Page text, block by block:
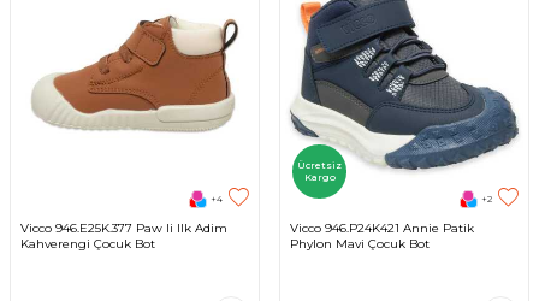
+4
Vicco 946.E25K.377 Paw Ii Ilk Adim
Kahverengi Çocuk Bot
Ücretsiz
Kargo
+2
Vicco 946.P24K421 Annie Patik
Phylon Mavi Çocuk Bot